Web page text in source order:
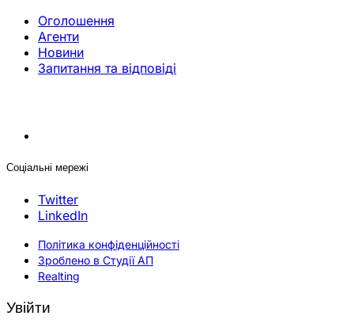
Оголошення
Агенти
Новини
Запитання та відповіді
Соціальні мережі
Twitter
LinkedIn
Політика конфіденційності
Зроблено в Студії АП
Realting
Увійти